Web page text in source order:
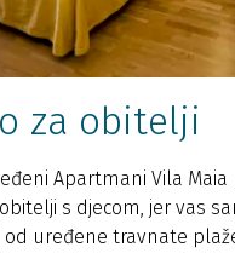
za obitelji
Apartmani Vila Maia
s djecom, jer vas
od uređene travnate